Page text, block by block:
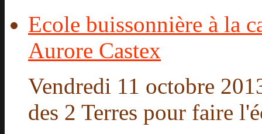
Ecole buissonnière à la
Aurore Castex
Vendredi 11 octobre
des 2 Terres pour faire